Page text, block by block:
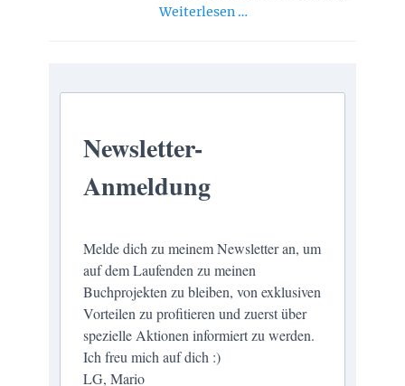
Weiterlesen …
Newsletter-
Anmeldung
Melde dich zu meinem Newsletter an, um
auf dem Laufenden zu meinen
Buchprojekten zu bleiben, von exklusiven
Vorteilen zu profitieren und zuerst über
spezielle Aktionen informiert zu werden.
Ich freu mich auf dich :)
LG, Mario